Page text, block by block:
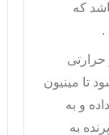
باشد که
.
تا مینیون
و به
به